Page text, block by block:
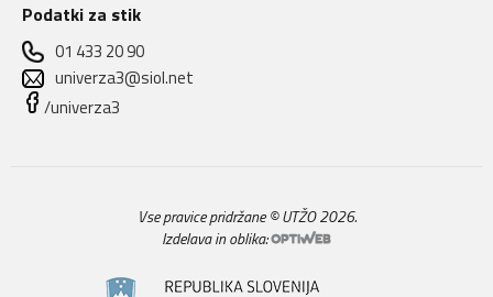
Podatki za stik
01 433 20 90
univerza3@siol.net
/univerza3
Vse pravice pridržane © UTŽO 2026.
Izdelava in oblika: